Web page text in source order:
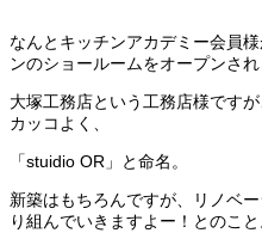
なんとキッチンアカデミー会員
ンのショールームをオープンされ
大塚工務店という工務店様です
カッコよく、
「stuidio OR」と命名。
新築はもちろんですが、リノベ
り組んでいきますよー！とのこと